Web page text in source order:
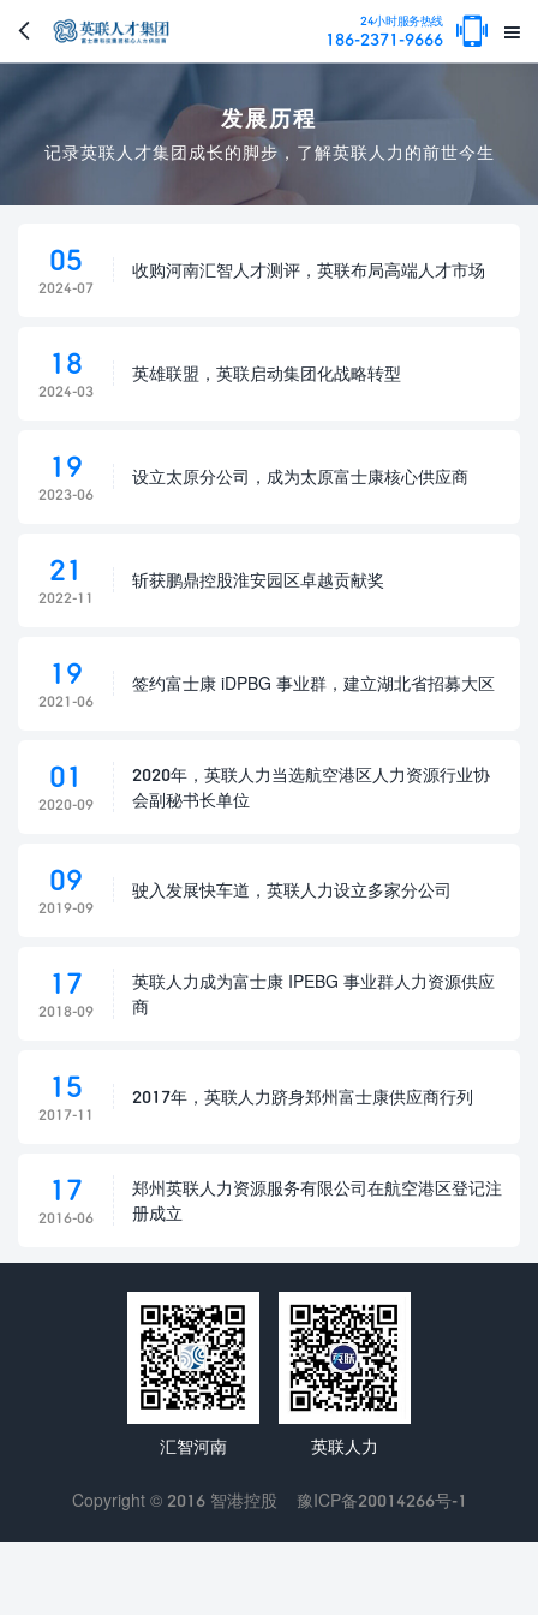
 
24小时服务热线
186-2371-9666 
发展历程
记录英联人才集团成长的脚步，了解英联人力的前世今生
05
2024-07
收购河南汇智人才测评，英联布局高端人才市场
18
2024-03
英雄联盟，英联启动集团化战略转型
19
2023-06
设立太原分公司，成为太原富士康核心供应商
21
2022-11
斩获鹏鼎控股淮安园区卓越贡献奖
19
2021-06
签约富士康 iDPBG 事业群，建立湖北省招募大区
01
2020-09
2020年，英联人力当选航空港区人力资源行业协
会副秘书长单位
09
2019-09
驶入发展快车道，英联人力设立多家分公司
17
2018-09
英联人力成为富士康 IPEBG 事业群人力资源供应
商
15
2017-11
2017年，英联人力跻身郑州富士康供应商行列
17
2016-06
郑州英联人力资源服务有限公司在航空港区登记注
册成立
汇智河南 英联人力
Copyright © 2016 智港控股 豫ICP备20014266号-1